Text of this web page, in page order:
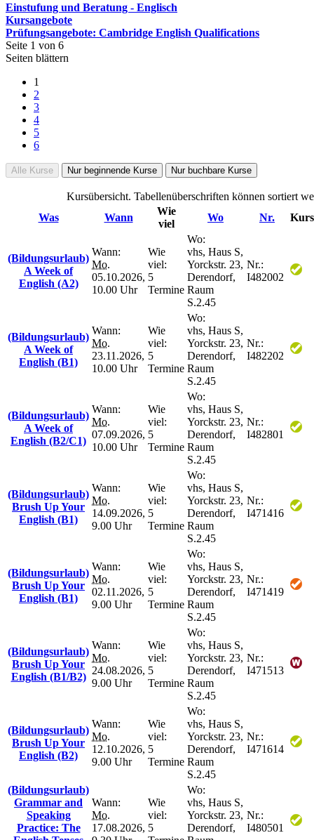
Einstufung und Beratung - Englisch
Kursangebote
Prüfungsangebote: Cambridge English Qualifications
Seite 1 von 6
Seiten blättern
1
2
3
4
5
6
Alle Kurse Nur beginnende Kurse Nur buchbare Kurse
Kursübersicht. Tabellenüberschriften können sortiert
Was
Wann
Wie
viel
Wo Nr.
(Bildungsurlaub)
A Week of
English (A2)
Wann:
Mo.
05.10.2026,
10.00 Uhr
Wie
viel:
5
Termine
Wo:
vhs, Haus S,
Yorckstr. 23,
Derendorf,
Raum
S.2.45
Nr.:
I482002
(Bildungsurlaub)
A Week of
English (B1)
Wann:
Mo.
23.11.2026,
10.00 Uhr
Wie
viel:
5
Termine
Wo:
vhs, Haus S,
Yorckstr. 23,
Derendorf,
Raum
S.2.45
Nr.:
I482202
(Bildungsurlaub)
A Week of
English (B2/C1)
Wann:
Mo.
07.09.2026,
10.00 Uhr
Wie
viel:
5
Termine
Wo:
vhs, Haus S,
Yorckstr. 23,
Derendorf,
Raum
S.2.45
Nr.:
I482801
(Bildungsurlaub)
Brush Up Your
English (B1)
Wann:
Mo.
14.09.2026,
9.00 Uhr
Wie
viel:
5
Termine
Wo:
vhs, Haus S,
Yorckstr. 23,
Derendorf,
Raum
S.2.45
Nr.:
I471416
(Bildungsurlaub)
Brush Up Your
English (B1)
Wann:
Mo.
02.11.2026,
9.00 Uhr
Wie
viel:
5
Termine
Wo:
vhs, Haus S,
Yorckstr. 23,
Derendorf,
Raum
S.2.45
Nr.:
I471419
(Bildungsurlaub)
Brush Up Your
English (B1/B2)
Wann:
Mo.
24.08.2026,
9.00 Uhr
Wie
viel:
5
Termine
Wo:
vhs, Haus S,
Yorckstr. 23,
Derendorf,
Raum
S.2.45
Nr.:
I471513
(Bildungsurlaub)
Brush Up Your
English (B2)
Wann:
Mo.
12.10.2026,
9.00 Uhr
Wie
viel:
5
Termine
Wo:
vhs, Haus S,
Yorckstr. 23,
Derendorf,
Raum
S.2.45
Nr.:
I471614
(Bildungsurlaub)
Grammar and
Speaking
Practice: The
Wann:
Mo.
17.08.2026,
Wie
viel:
5
Wo:
vhs, Haus S,
Yorckstr. 23,
Derendorf,
Nr.:
I480501